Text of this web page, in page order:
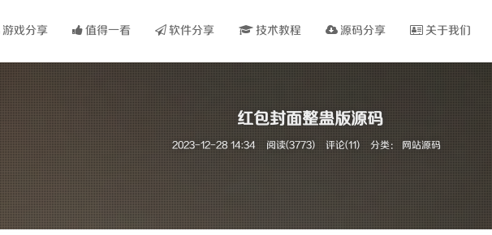
游戏分享 值得一看 软件分享 技术教程 源码分享 关于我们
红包封面整蛊版源码
2023-12-28 14:34 阅读(3773) 评论(11) 分类：网站源码